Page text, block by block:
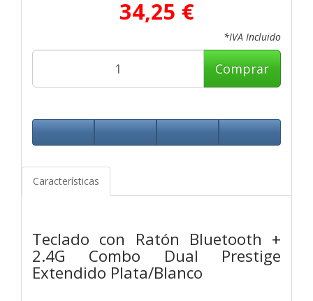
34,25 €
*IVA Incluido
Comprar
Características
Teclado con Ratón Bluetooth +
2.4G Combo Dual Prestige
Extendido Plata/Blanco